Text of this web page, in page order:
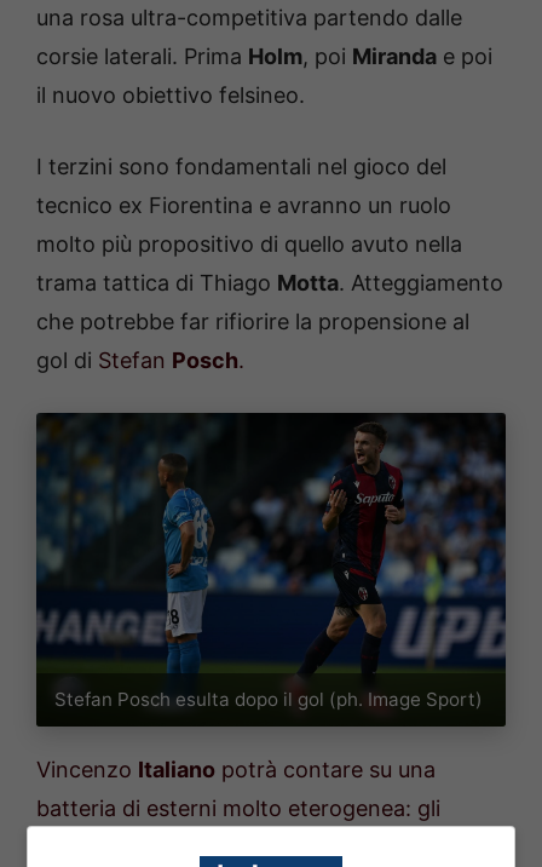
una rosa ultra-competitiva partendo dalle
corsie laterali. Prima Holm, poi Miranda e poi
il nuovo obiettivo felsineo.
I terzini sono fondamentali nel gioco del
tecnico ex Fiorentina e avranno un ruolo
molto più propositivo di quello avuto nella
trama tattica di Thiago Motta. Atteggiamento
che potrebbe far rifiorire la propensione al
gol di Stefan Posch.
Stefan Posch esulta dopo il gol (ph. Image Sport)
Vincenzo Italiano potrà contare su una
batteria di esterni molto eterogenea: gli